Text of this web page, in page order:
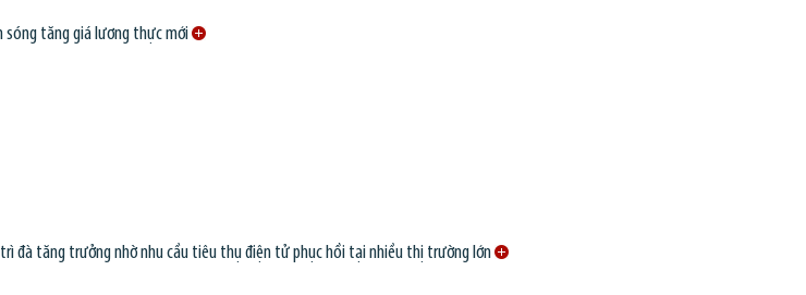
tăng giá lương thực mới
đà tăng trưởng nhờ nhu cầu tiêu thụ điện tử phục hồi tại nhiều thị trường lớn